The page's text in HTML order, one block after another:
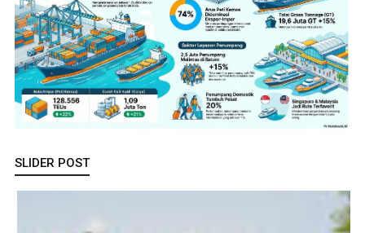
SLIDER POST